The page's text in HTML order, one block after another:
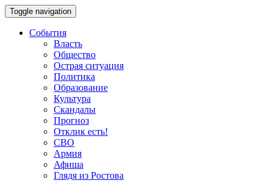
Toggle navigation
События
Власть
Общество
Острая ситуация
Политика
Образование
Культура
Скандалы
Прогноз
Отклик есть!
СВО
Армия
Афиша
Глядя из Ростова